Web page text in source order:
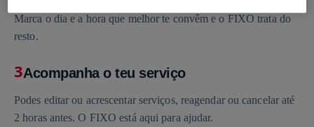
Marca o dia e a hora que melhor te convêm e o FIXO trata do
resto.
3Acompanha o teu serviço
Podes editar ou acrescentar serviços, reagendar ou cancelar até
2 horas antes. O FIXO está aqui para ajudar.